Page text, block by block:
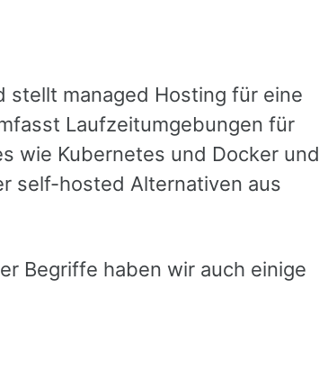
stellt managed Hosting für eine
Laufzeitumgebungen für
wie Kubernetes und Docker und
self-hosted Alternativen aus
Begriffe haben wir auch einige